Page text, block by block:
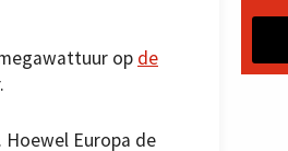
op de
Hoewel Europa de